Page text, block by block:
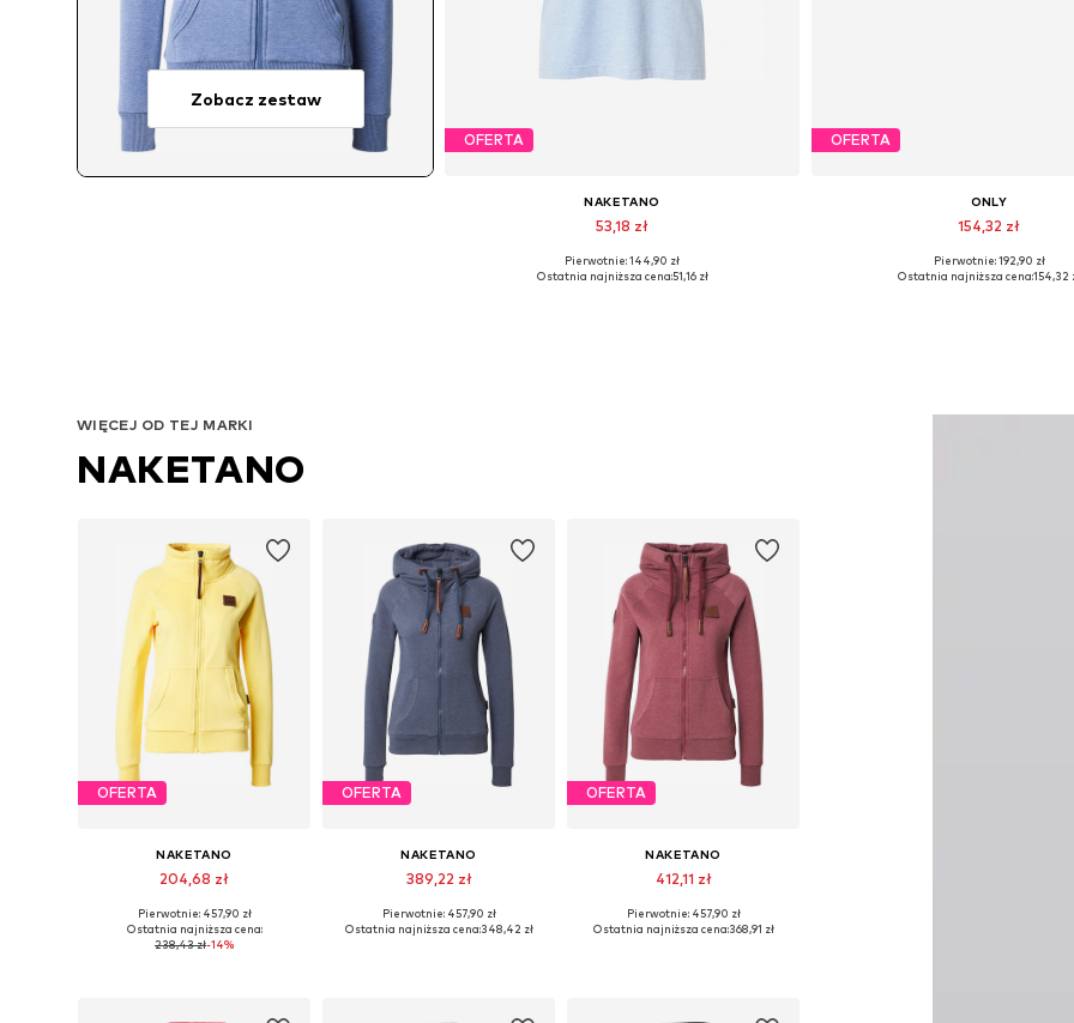
Zobacz zestaw
OFERTA
NAKETANO
53,18 zł
Dostępne rozmiary: XS, S, L, XL, XXL
Pierwotnie: 144,90 zł
Ostatnia najniższa cena:51,16 zł
OFERTA
ONLY
154,32 zł
Dostępne rozmiary: 36, 37, 38, 39,
Pierwotnie: 192,90 zł
Ostatnia najniższa cena:154,32
WIĘCEJ OD TEJ MARKI
NAKETANO
OFERTA
NAKETANO
204,68 zł
Dostępne rozmiary: S
Dodaj do koszyka
Pierwotnie: 457,90 zł
Ostatnia najniższa cena:
238,43 zł-14%
OFERTA
NAKETANO
389,22 zł
Dostępne rozmiary: XS, S
Pierwotnie: 457,90 zł
Ostatnia najniższa cena:348,42 zł
OFERTA
NAKETANO
412,11 zł
Dostępne rozmiary: XS, S
Pierwotnie: 457,90 zł
Ostatnia najniższa cena:368,91 zł